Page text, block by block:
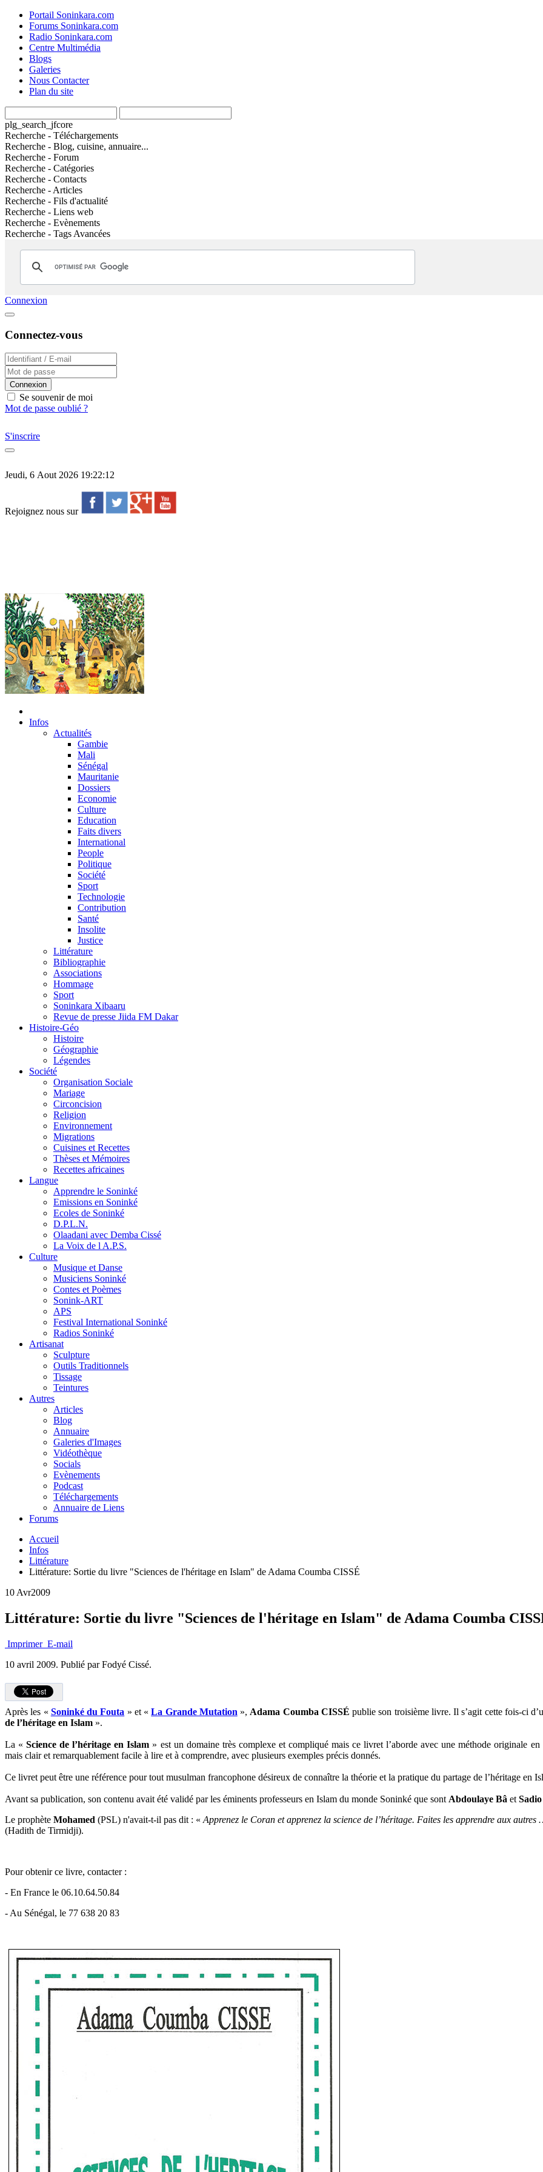
Portail Soninkara.com
Forums Soninkara.com
Radio Soninkara.com
Centre Multimédia
Blogs
Galeries
Nous Contacter
Plan du site
plg_search_jfcore
Recherche - Téléchargements
Recherche - Blog, cuisine, annuaire...
Recherche - Forum
Recherche - Catégories
Recherche - Contacts
Recherche - Articles
Recherche - Fils d'actualité
Recherche - Liens web
Recherche - Evènements
Recherche - Tags Avancées
Connexion
Connectez-vous
Connexion
Se souvenir de moi
Mot de passe oublié ?
S'inscrire
Jeudi, 6 Aout 2026 19:22:12
Rejoignez nous sur
Infos
Actualités
Gambie
Mali
Sénégal
Mauritanie
Dossiers
Economie
Culture
Education
Faits divers
International
People
Politique
Société
Sport
Technologie
Contribution
Santé
Insolite
Justice
Littérature
Bibliographie
Associations
Hommage
Sport
Soninkara Xibaaru
Revue de presse Jiida FM Dakar
Histoire-Géo
Histoire
Géographie
Légendes
Société
Organisation Sociale
Mariage
Circoncision
Religion
Environnement
Migrations
Cuisines et Recettes
Thèses et Mémoires
Recettes africaines
Langue
Apprendre le Soninké
Emissions en Soninké
Ecoles de Soninké
D.P.L.N.
Olaadani avec Demba Cissé
La Voix de l A.P.S.
Culture
Musique et Danse
Musiciens Soninké
Contes et Poèmes
Sonink-ART
APS
Festival International Soninké
Radios Soninké
Artisanat
Sculpture
Outils Traditionnels
Tissage
Teintures
Autres
Articles
Blog
Annuaire
Galeries d'Images
Vidéothèque
Socials
Evènements
Podcast
Téléchargements
Annuaire de Liens
Forums
Accueil
Infos
Littérature
Littérature: Sortie du livre "Sciences de l'héritage en Islam" de Adama Coumba CISSÉ
10 Avr2009
Littérature: Sortie du livre "Sciences de l'héritage en Islam" de Adama Coumba
Imprimer E-mail
10 avril 2009. Publié par Fodyé Cissé.
Après les « Soninké du Fouta » et «La Grande Mutation », Adama Coumba CISSÉ publie son troisième livre. Il s’agit cette fois-ci
de l’héritage en Islam ».
La «Science de l’héritage en Islam » est un domaine très complexe et compliqué mais ce livret l’aborde avec une méthode originale
mais clair et remarquablement facile à lire et à comprendre, avec plusieurs exemples précis donnés.
Ce livret peut être une référence pour tout musulman francophone désireux de connaître la théorie et la pratique du partage de l’héritage en
Avant sa publication, son contenu avait été validé par les éminents professeurs en Islam du monde Soninké que sont Abdoulaye Bâ et
Le prophète Mohamed (PSL) n'avait-t-il pas dit : « Apprenez le Coran et apprenez la science de l’héritage. Faites les apprendre aux
(Hadith de Tirmidji).
Pour obtenir ce livre, contacter :
- En France le 06.10.64.50.84
- Au Sénégal, le 77 638 20 83